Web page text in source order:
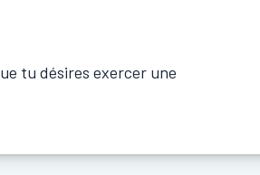
tu désires exercer une